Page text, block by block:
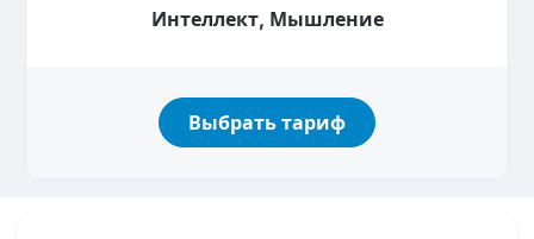
Интеллект, Мышление
Выбрать тариф